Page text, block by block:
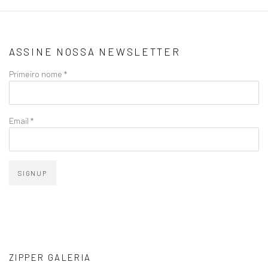
ASSINE NOSSA NEWSLETTER
Primeiro nome *
Email *
SIGNUP
ZIPPER GALERIA